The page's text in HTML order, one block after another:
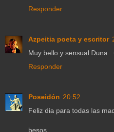
Responder
Azpeitia poeta y escritor
Muy bello y sensual
Responder
Poseidón 20:52
Feliz dia para todas las
besos